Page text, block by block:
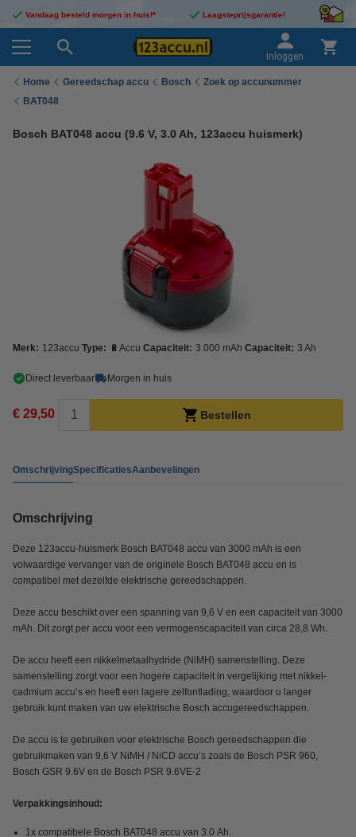
Vandaag besteld morgen in huis!* Laagsteprijsgarantie!
Inloggen
Home Gereedschap accu Bosch
Zoek op accunummer
BAT048
Bosch BAT048 accu (9.6 V, 3.0 Ah, 123accu huismerk)
Merk: 123accu Type: 🔋Accu Capaciteit: 3.000 mAh Capaciteit: 3 Ah
Direct leverbaar Morgen in huis
€ 29,50 Bestellen
OmschrijvingSpecificatiesAanbevelingen
Omschrijving
Deze 123accu-huismerk Bosch BAT048 accu van 3000 mAh is een
volwaardige vervanger van de originele Bosch BAT048 accu en is
compatibel met dezelfde elektrische gereedschappen.
Deze accu beschikt over een spanning van 9,6 V en een capaciteit van 3000
mAh. Dit zorgt per accu voor een vermogenscapaciteit van circa 28,8 Wh.
De accu heeft een nikkelmetaalhydride (NiMH) samenstelling. Deze
samenstelling zorgt voor een hogere capaciteit in vergelijking met nikkel-
cadmium accu’s en heeft een lagere zelfontlading, waardoor u langer
gebruik kunt maken van uw elektrische Bosch accugereedschappen.
De accu is te gebruiken voor elektrische Bosch gereedschappen die
gebruikmaken van 9,6 V NiMH / NiCD accu’s zoals de Bosch PSR 960,
Bosch GSR 9.6V en de Bosch PSR 9.6VE-2
Verpakkingsinhoud:
1x compatibele Bosch BAT048 accu van 3.0 Ah.